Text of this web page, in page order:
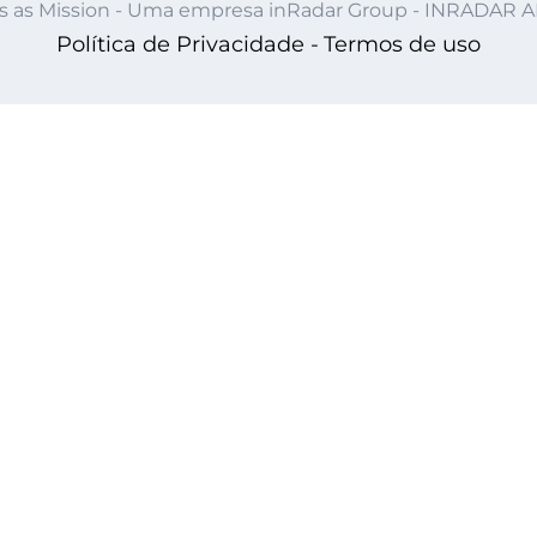
as Mission - Uma empresa inRadar Group - INRADAR
Política de Privacidade - Termos de uso